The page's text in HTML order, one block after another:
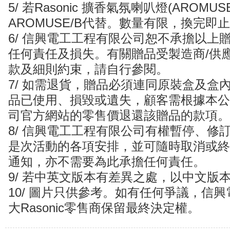
5/ 若Rasonic 擴香氣氛喇叭燈
AROMUSE/B代替。數量有限，換完即
6/ 信興電工工程有限公司恕不承擔以上
任何責任及損失。有關贈品受製造商/供
款及細則約束，請自行參閱。
7/ 如需退貨，贈品必須連同原裝盒及盒
品已使用、損毀或遺失，顧客需根據本
司官方網站的零售價退還該贈品的款項。
8/ 信興電工工程有限公司有權暫停、修
是次活動的各項安排，並可隨時取消或
通知，亦不需要為此承擔任何責任。
9/ 若中英文版本有差異之處，以中文版
10/ 圖片只供參考。如有任何爭議，信
大Rasonic零售商保留最終決定權。